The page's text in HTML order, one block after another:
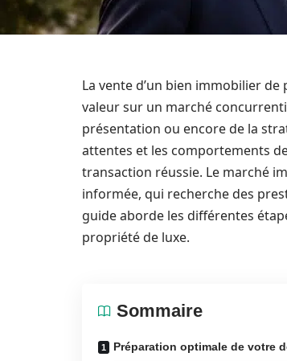
La vente d’un bien immobilier
valeur sur un marché
présentation ou encore de la
attentes et les comportements
transaction réussie. Le marché
informée, qui recherche des
guide aborde les différentes
propriété de luxe.
Sommaire
Préparation optimale de votre